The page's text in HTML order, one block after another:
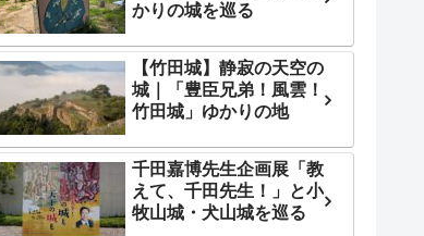
かりの城を巡る
【竹田城】静寂の天空の
城｜「豊臣兄弟！風雲！
竹田城」ゆかりの地
千田嘉博先生企画展「教
えて、千田先生！」と小
牧山城・犬山城を巡る